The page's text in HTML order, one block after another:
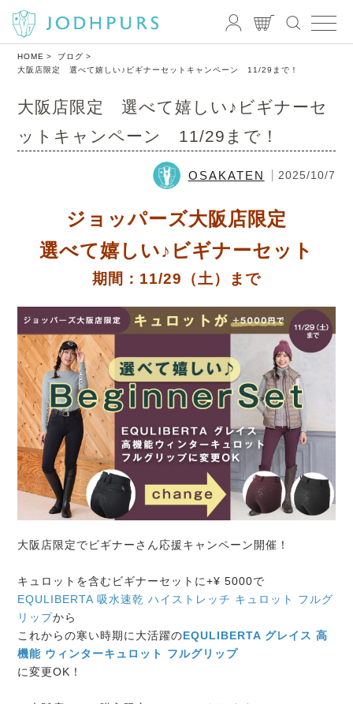
HOME
ブログ
大阪店限定 選べて嬉しい♪ビギナーセットキャンペーン 11/29まで！
大阪店限定 選べて嬉しい♪ビギナーセ
ットキャンペーン 11/29まで！
OSAKATEN 2025/10/7
ジョッパーズ大阪店限定
選べて嬉しい♪ビギナーセット
期間：11/29（土）まで
大阪店限定でビギナーさん応援キャンペーン開催！
キュロットを含むビギナーセットに+¥ 5000で
EQULIBERTA 吸水速乾 ハイストレッチ キュロット フルグ
リップから
これからの寒い時期に大活躍のEQULIBERTA グレイス 高
機能 ウィンターキュロット フルグリップ
に変更OK！